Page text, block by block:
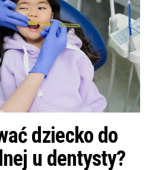
dziecko do
u dentysty?